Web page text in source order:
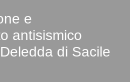
e
antisismico
di Sacile